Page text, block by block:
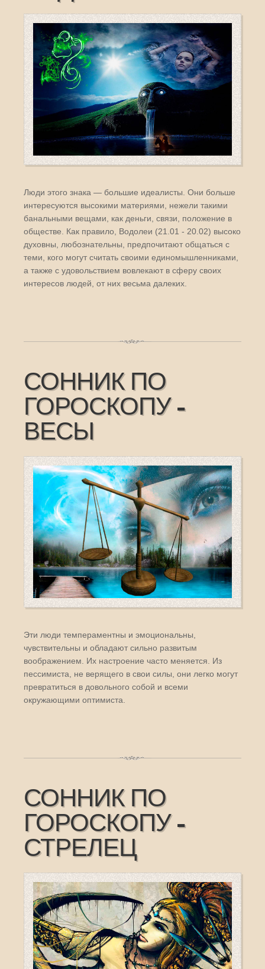
Люди этого знака — большие идеалисты. Они больше
интересуются высокими материями, нежели такими
банальными вещами, как деньги, связи, положение в
обществе. Как правило, Водолеи (21.01 - 20.02) высоко
духовны, любознательны, предпочитают общаться с
теми, кого могут считать своими единомышленниками,
а также с удовольствием вовлекают в сферу своих
интересов людей, от них весьма далеких.
СОННИК ПО
ГОРОСКОПУ -
ВЕСЫ
Эти люди темпераментны и эмоциональны,
чувствительны и обладают сильно развитым
воображением. Их настроение часто меняется. Из
пессимиста, не верящего в свои силы, они легко могут
превратиться в довольного собой и всеми
окружающими оптимиста.
СОННИК ПО
ГОРОСКОПУ -
СТРЕЛЕЦ